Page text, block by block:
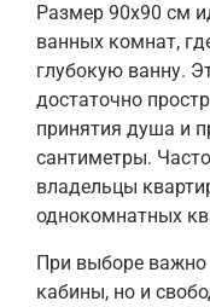
Размер 90х90 см
ванных комнат,
глубокую ванну.
достаточно
принятия душа и
сантиметры.
владельцы
однокомнатных
При выборе важно
кабины, но и